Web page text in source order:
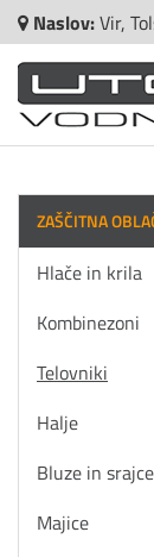
Naslov:Vir,
ZAŠČITNA
Hlače in krila
Kombinezoni
Telovniki
Halje
Bluze in srajce
Majice